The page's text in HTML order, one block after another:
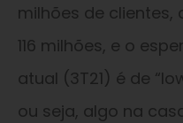
milhões de
116 milhões, e o
atual (3T21) é de
ou seja, algo na